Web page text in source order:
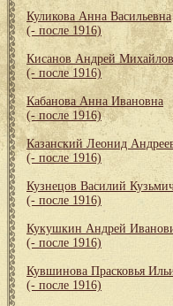
Куликова Анна Васильевна
(- после 1916)
Кисанов Андрей
(- после 1916)
Кабанова Анна Ивановна
(- после 1916)
Казанский Леонид
(- после 1916)
Кузнецов Василий
(- после 1916)
Кукушкин Андрей
(- после 1916)
Кувшинова Прасковья
(- после 1916)